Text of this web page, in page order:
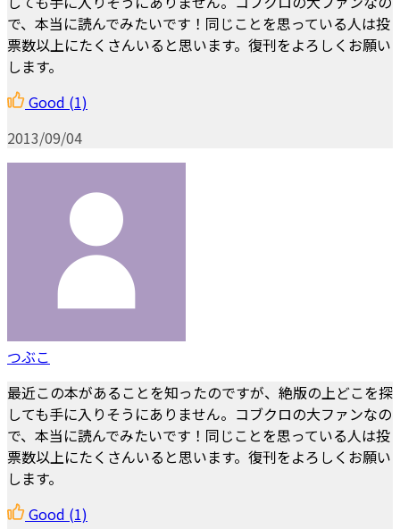
で、本当に読んでみたいです！同じことを思っている人は投
票数以上にたくさんいると思います。復刊をよろしくお願い
します。
Good (1)
2013/09/04
つぶこ
最近この本があることを知ったのですが、絶版の上どこを探
しても手に入りそうにありません。コブクロの大ファンなの
で、本当に読んでみたいです！同じことを思っている人は投
票数以上にたくさんいると思います。復刊をよろしくお願い
します。
Good (1)